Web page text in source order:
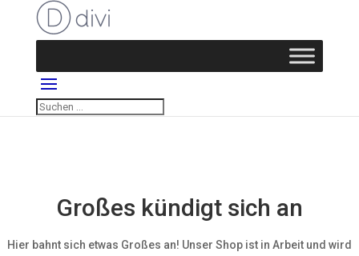
Großes kündigt sich an
Hier bahnt sich etwas Großes an! Unser Shop ist in Arbeit und wird